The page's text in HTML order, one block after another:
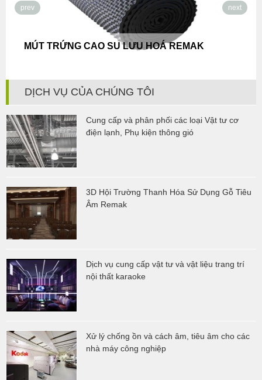
MÚT TRỨNG CAO SU LƯU HOÁ REMAK
prev next
DỊCH VỤ CỦA CHÚNG TÔI
Cung cấp và phân phối các loại Vật tư cơ
điện lạnh, Phụ kiện thông gió
3D Hội Trường Thanh Hóa Sử Dụng Gỗ Tiêu
Âm Remak
Dịch vụ cung cấp vật tư và vật liệu trang trí
nội thất karaoke
Xử lý chống ồn và cách âm, tiêu âm cho các
nhà máy công nghiệp